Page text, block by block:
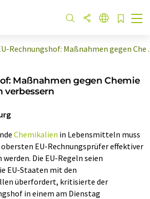
Rechnungshof: Maßnahmen gegen Che
Maßnahmen gegen Chemie
verbessern
Chemikalien in Lebensmitteln muss
obersten EU-Rechnungsprüfer effektiver
Die EU-Regeln seien
EU-Staaten mit den
überfordert, kritisierte der
in einem am Dienstag